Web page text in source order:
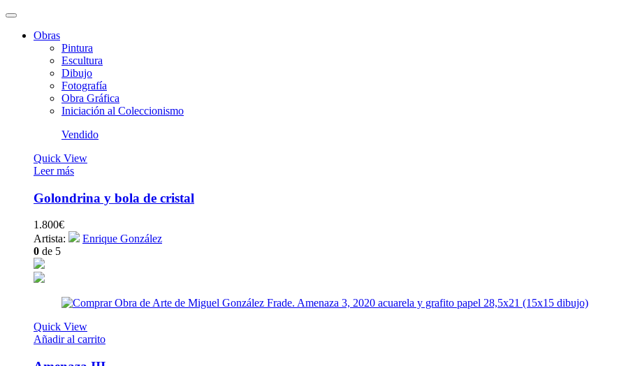
Obras
Pintura
Escultura
Dibujo
Fotografía
Obra Gráfica
Iniciación al Coleccionismo
Vendido
Quick View
Leer más
Golondrina y bola de cristal
1.800€
Artista:
Enrique González
0 de 5
Quick View
Añadir al carrito